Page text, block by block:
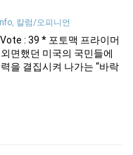
칼럼/오피니언
: 39 * 포토맥 프라이머
면했던 미국의 국민들에
을 결집시켜 나가는 “바락